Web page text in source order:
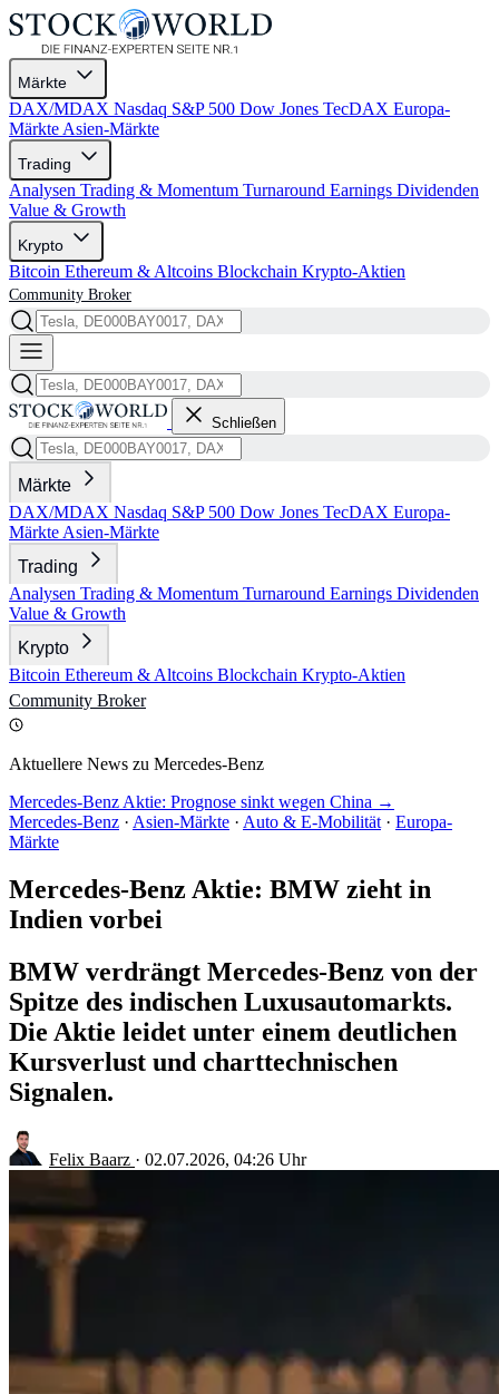
Märkte
DAX/MDAX Nasdaq S&P 500 Dow Jones TecDAX Europa-
Märkte Asien-Märkte
Trading
Analysen Trading & Momentum Turnaround Earnings Dividenden
Value & Growth
Krypto
Bitcoin Ethereum & Altcoins Blockchain Krypto-Aktien
Community Broker
Schließen
Märkte
DAX/MDAX Nasdaq S&P 500 Dow Jones TecDAX Europa-
Märkte Asien-Märkte
Trading
Analysen Trading & Momentum Turnaround Earnings Dividenden
Value & Growth
Krypto
Bitcoin Ethereum & Altcoins Blockchain Krypto-Aktien
Community Broker
Aktuellere News zu Mercedes-Benz
Mercedes-Benz Aktie: Prognose sinkt wegen China →
Mercedes-Benz · Asien-Märkte · Auto & E-Mobilität · Europa-
Märkte
Mercedes-Benz Aktie: BMW zieht in
Indien vorbei
BMW verdrängt Mercedes-Benz von der
Spitze des indischen Luxusautomarkts.
Die Aktie leidet unter einem deutlichen
Kursverlust und charttechnischen
Signalen.
Felix Baarz · 02.07.2026, 04:26 Uhr